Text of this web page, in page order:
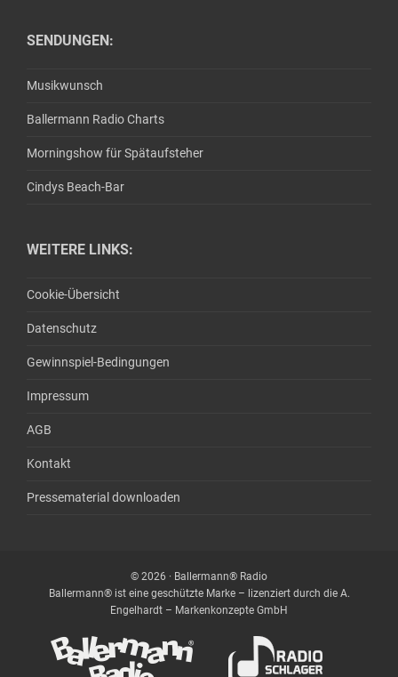
SENDUNGEN:
Musikwunsch
Ballermann Radio Charts
Morningshow für Spätaufsteher
Cindys Beach-Bar
WEITERE LINKS:
Cookie-Übersicht
Datenschutz
Gewinnspiel-Bedingungen
Impressum
AGB
Kontakt
Pressematerial downloaden
© 2026 · Ballermann® Radio
Ballermann® ist eine geschützte Marke – lizenziert durch die A.
Engelhardt – Markenkonzepte GmbH